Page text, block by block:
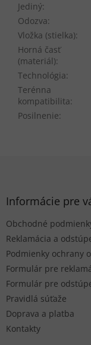
Jediný:
Odozva:
Vložka (stielka):
Horná časť
(materiál):
Technológia:
Terénna
kompatibilita:
Posilnenie:
Informácie pre
Obchodné
Reklamácia a
Podmienky ochrany
Formulár pre
Formulár pre
Pravidlá súťaže
Doprava a platba
Kontakty